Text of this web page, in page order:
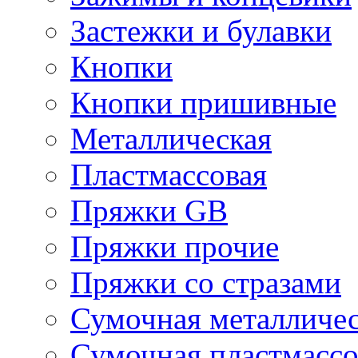
Застежки и булавки
Кнопки
Кнопки пришивные
Металлическая
Пластмассовая
Пряжки GB
Пряжки прочие
Пряжки со стразами
Сумочная